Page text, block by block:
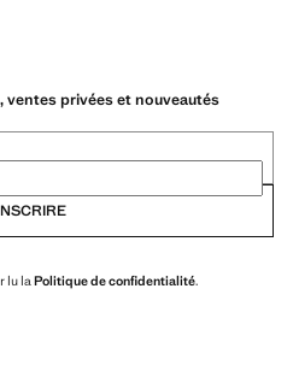
ventes privées et nouveautés
lu la Politique de confidentialité.